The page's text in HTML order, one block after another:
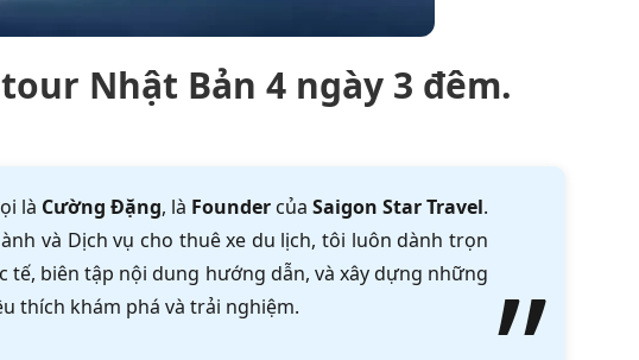
Nhật Bản 4 ngày 3 đêm.
là Cường Đặng, là Foundercủa Saigon Star Travel.
và Dịch vụ cho thuê xe du lịch, tôi luôn dành trọn
tế, biên tập nội dung hướng dẫn, và xây dựng những
thích khám phá và trải nghiệm.